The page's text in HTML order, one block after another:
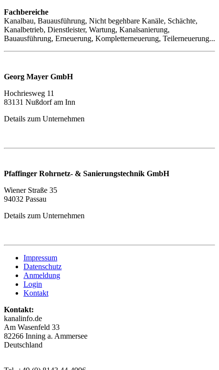
Fachbereiche
Kanalbau, Bauausführung, Nicht begehbare Kanäle, Schächte,
Kanalbetrieb, Dienstleister, Wartung, Kanalsanierung,
Bauausführung, Erneuerung, Kompletterneuerung, Teilerneuerung...
Georg Mayer GmbH
Hochriesweg 11
83131 Nußdorf am Inn
Details zum Unternehmen
Pfaffinger Rohrnetz- & Sanierungstechnik GmbH
Wiener Straße 35
94032 Passau
Details zum Unternehmen
Impressum
Datenschutz
Anmeldung
Login
Kontakt
Kontakt:
kanalinfo.de
Am Wasenfeld 33
82266 Inning a. Ammersee
Deutschland